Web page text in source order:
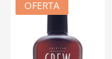
8,74€.
OFERTA